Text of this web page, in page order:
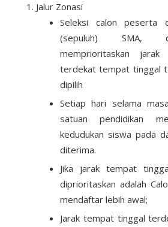
Jalur Zonasi
Seleksi calon peserta
(sepuluh) SMA,
memprioritaskan
terdekat tempat tinggal
dipilih
Setiap hari selama
satuan pendidikan
kedudukan siswa pada
diterima.
Jika jarak tempat
diprioritaskan adalah
mendaftar lebih awal;
Jarak tempat tinggal